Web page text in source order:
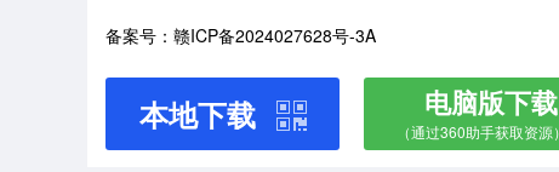
备案号：赣ICP备2024027628号-3A
本地下载 电脑版下载
（通过360助手获取资源）